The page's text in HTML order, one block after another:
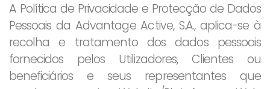
A Política de Privacidade e Protecção de Dados
Pessoais da Advantage Active, S.A., aplica-se à
recolha e tratamento dos dados pessoais
fornecidos pelos Utilizadores, Clientes ou
beneficiários e seus representantes que